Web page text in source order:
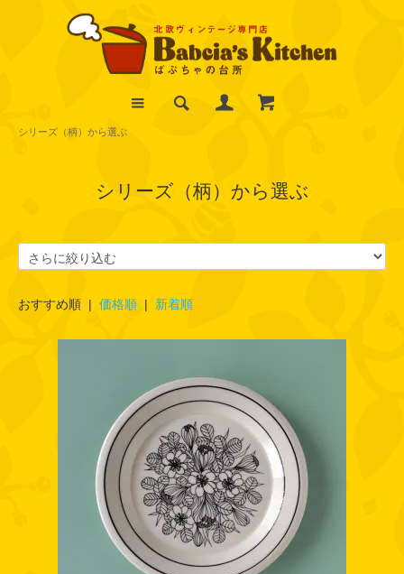
シリーズ（柄）から選ぶ
シリーズ（柄）から選ぶ
おすすめ順 | 価格順 | 新着順